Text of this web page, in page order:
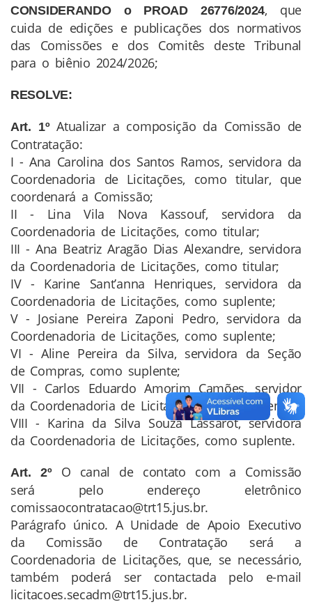
CONSIDERANDO o PROAD 26776/2024, que
cuida de edições e publicações dos normativos
das Comissões e dos Comitês deste Tribunal
para o biênio 2024/2026;
RESOLVE:
Art. 1ºAtualizar a composição da Comissão de
Contratação:
I - Ana Carolina dos Santos Ramos, servidora da
Coordenadoria de Licitações, como titular, que
coordenará a Comissão;
II - Lina Vila Nova Kassouf, servidora da
Coordenadoria de Licitações, como titular;
III - Ana Beatriz Aragão Dias Alexandre, servidora
da Coordenadoria de Licitações, como titular;
IV - Karine Sant’anna Henriques, servidora da
Coordenadoria de Licitações, como suplente;
V - Josiane Pereira Zaponi Pedro, servidora da
Coordenadoria de Licitações, como suplente;
VI - Aline Pereira da Silva, servidora da Seção
de Compras, como suplente;
VII - Carlos Eduardo Amorim Camões, servidor
da Coordenadoria de Licitações, como suplente;
VIII - Karina da Silva Souza Lassarot, servidora
da Coordenadoria de Licitações, como suplente.
Art. 2º O canal de contato com a Comissão
será pelo endereço eletrônico
comissaocontratacao@trt15.jus.br.
Parágrafo único. A Unidade de Apoio Executivo
da Comissão de Contratação será a
Coordenadoria de Licitações, que, se necessário,
também poderá ser contactada pelo e-mail
licitacoes.secadm@trt15.jus.br.